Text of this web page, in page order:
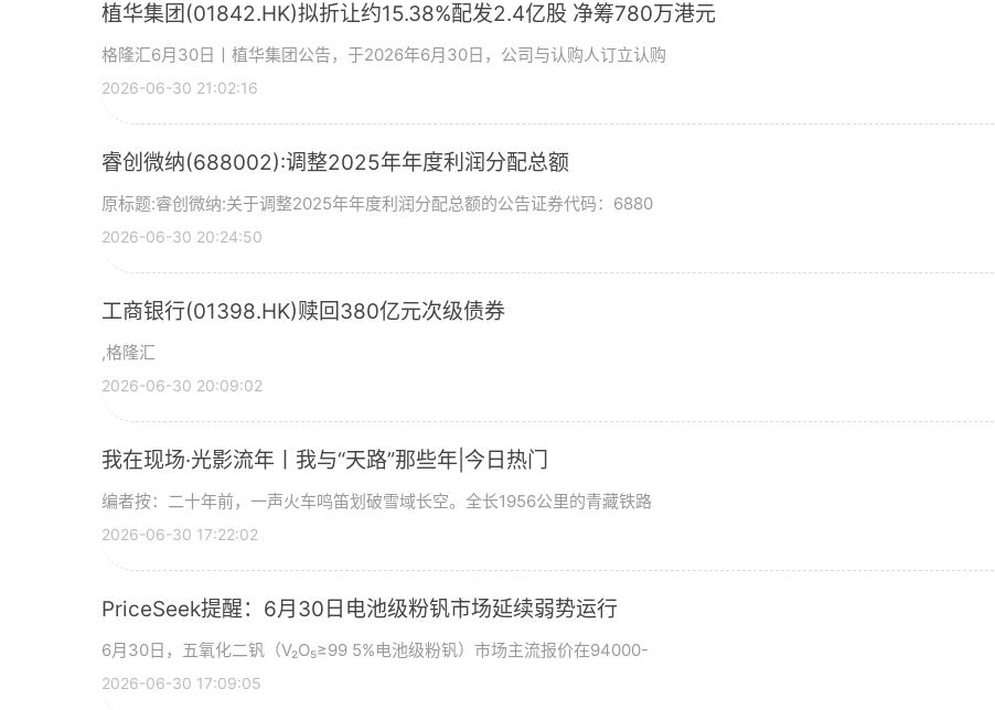
植华集团(01842.HK)拟折让约15.38%配发2.4亿股 净筹780万港元
格隆汇6月30日丨植华集团公告，于2026年6月30日，公司与认购人订立认购
2026-06-30 21:02:16
睿创微纳(688002):调整2025年年度利润分配总额
原标题:睿创微纳:关于调整2025年年度利润分配总额的公告证券代码：6880
2026-06-30 20:24:50
工商银行(01398.HK)赎回380亿元次级债券
,格隆汇
2026-06-30 20:09:02
我在现场·光影流年丨我与“天路”那些年|今日热门
编者按：二十年前，一声火车鸣笛划破雪域长空。全长1956公里的青藏铁路
2026-06-30 17:22:02
PriceSeek提醒：6月30日电池级粉钒市场延续弱势运行
6月30日，五氧化二钒（V₂O₅≥99 5%电池级粉钒）市场主流报价在94000-
2026-06-30 17:09:05